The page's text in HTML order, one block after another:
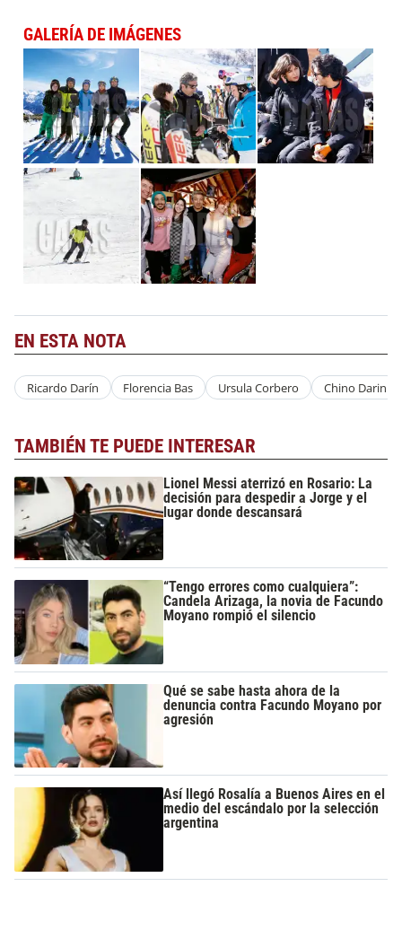
GALERÍA DE IMÁGENES
EN ESTA NOTA
Ricardo Darín Florencia Bas Ursula Corbero Chino Darin
TAMBIÉN TE PUEDE INTERESAR
Lionel Messi aterrizó en Rosario: La
decisión para despedir a Jorge y el
lugar donde descansará
“Tengo errores como cualquiera”:
Candela Arizaga, la novia de Facundo
Moyano rompió el silencio
Qué se sabe hasta ahora de la
denuncia contra Facundo Moyano por
agresión
Así llegó Rosalía a Buenos Aires en el
medio del escándalo por la selección
argentina